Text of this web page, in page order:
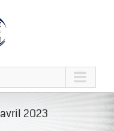
avril 2023